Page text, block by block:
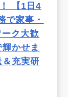
【1日4
で家事・
ク大歓
かせま
充実研